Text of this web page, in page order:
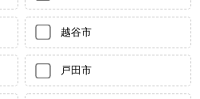
越谷市
戸田市